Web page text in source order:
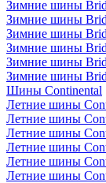
Зимние шины
Зимние шины
Зимние шины
Зимние шины
Зимние шины
Зимние шины
Шины Continental
Летние шины
Летние шины
Летние шины
Летние шины
Летние шины
Летние шины